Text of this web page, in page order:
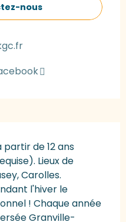
nous
de 12 ans
Lieux de
Carolles.
l'hiver le
! Chaque année
Granville-